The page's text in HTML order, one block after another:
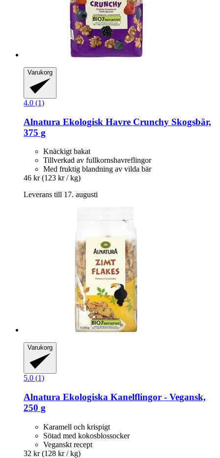
Varukorg
4.0 (1)
Alnatura Ekologisk Havre Crunchy Skogsbär,
375 g
Knäckigt bakat
Tillverkad av fullkornshavreflingor
Med fruktig blandning av vilda bär
46 kr (123 kr / kg)
Leverans till 17. augusti
Varukorg
5.0 (1)
Alnatura Ekologiska Kanelflingor -​ Vegansk,
250 g
Karamell och krispigt
Sötad med kokosblossocker
Veganskt recept
32 kr (128 kr / kg)